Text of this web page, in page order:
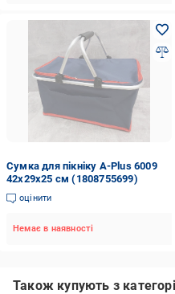
Сумка для пікніку A-Plus 6009
42х29х25 см (1808755699)
оцінити
Немає в наявності
Також купують з